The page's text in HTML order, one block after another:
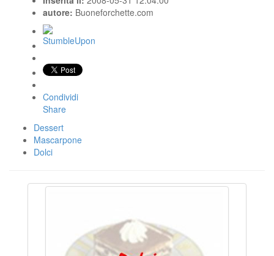
autore: Buoneforchette.com
Condividi
Share
Dessert
Mascarpone
Dolci